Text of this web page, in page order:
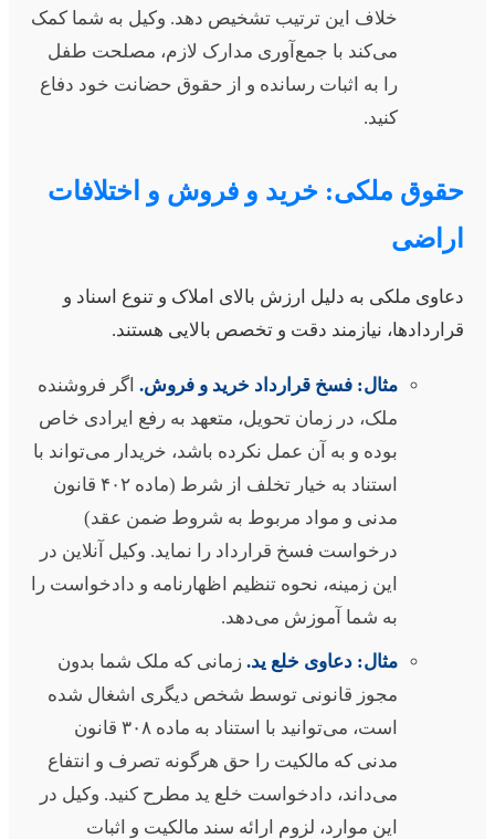
خلاف این ترتیب تشخیص دهد. وکیل به شما کمک
می‌کند با جمع‌آوری مدارک لازم، مصلحت طفل
را به اثبات رسانده و از حقوق حضانت خود دفاع
ملکی: خرید و فروش و اختلافات
ملکی به دلیل ارزش بالای املاک و تنوع اسناد و
نیازمند دقت و تخصص بالایی هستند.
مثال: فسخ قرارداد خرید و فروش.اگر فروشنده
ملک، در زمان تحویل، متعهد به رفع ایرادی خاص
بوده و به آن عمل نکرده باشد، خریدار می‌تواند با
استناد به خیار تخلف از شرط (ماده ۴۰۲ قانون
مدنی و مواد مربوط به شروط ضمن عقد)
درخواست فسخ قرارداد را نماید. وکیل آنلاین در
این زمینه، نحوه تنظیم اظهارنامه و دادخواست را
به شما آموزش می‌دهد.
مثال: دعاوی خلع ید.زمانی که ملک شما بدون
مجوز قانونی توسط شخص دیگری اشغال شده
است، می‌توانید با استناد به ماده ۳۰۸ قانون
مدنی که مالکیت را حق هرگونه تصرف و انتفاع
می‌داند، دادخواست خلع ید مطرح کنید. وکیل در
این موارد، لزوم ارائه سند مالکیت و اثبات